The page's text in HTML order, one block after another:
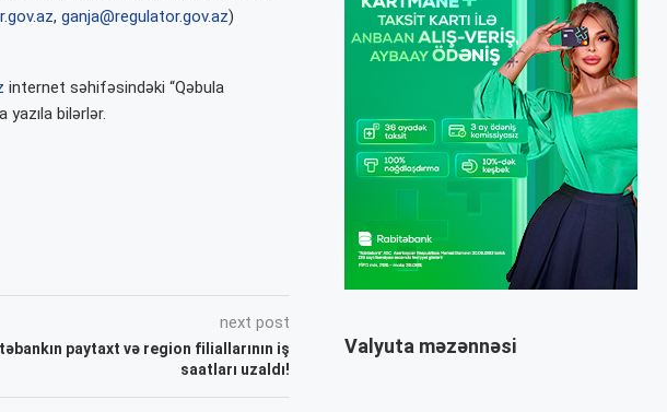
, ganja@regulator.gov.az)
internet səhifəsindəki “Qəbula
bilərlər.
next post
paytaxt və region filiallarının iş
saatları uzaldı!
Valyuta məzənnəsi